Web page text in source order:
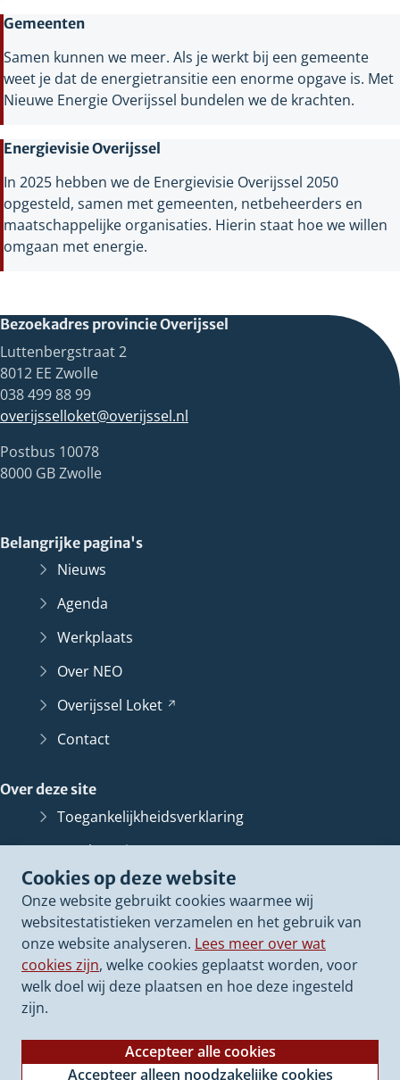
Cookies op deze website
Onze website gebruikt cookies waarmee wij
websitestatistieken verzamelen en het gebruik van
onze website analyseren. Lees meer over wat
cookies zijn, welke cookies geplaatst worden, voor
welk doel wij deze plaatsen en hoe deze ingesteld
zijn.
Accepteer alle cookies
Accepteer alleen noodzakelijke cookies
Gemeenten
Samen kunnen we meer. Als je werkt bij een gemeente
weet je dat de energietransitie een enorme opgave is. Met
Nieuwe Energie Overijssel bundelen we de krachten.
Energievisie Overijssel
In 2025 hebben we de Energievisie Overijssel 2050
opgesteld, samen met gemeenten, netbeheerders en
maatschappelijke organisaties. Hierin staat hoe we willen
omgaan met energie.
Bezoekadres provincie Overijssel
Luttenbergstraat 2
8012 EE Zwolle
038 499 88 99
overijsselloket@overijssel.nl
Postbus 10078
8000 GB Zwolle
Belangrijke pagina's
Nieuws
Agenda
Werkplaats
Over NEO
Overijssel Loket
Contact
Over deze site
Toegankelijkheidsverklaring
Bescherming persoonsgegevens
Informatiebeveiliging
Proclaimer
Cookieverklaring
Archief van dezewebsite
(Verwijst
andere
website)